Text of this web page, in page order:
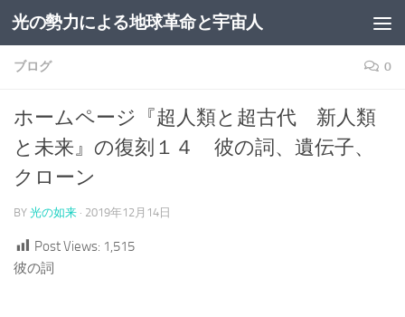
コンテンツへスキップ
光の勢力による地球革命と宇宙人
ブログ 0
ホームページ『超人類と超古代 新人類
と未来』の復刻１４ 彼の詞、遺伝子、
クローン
BY 光の如来 · 2019年12月14日
Post Views: 1,515
彼の詞